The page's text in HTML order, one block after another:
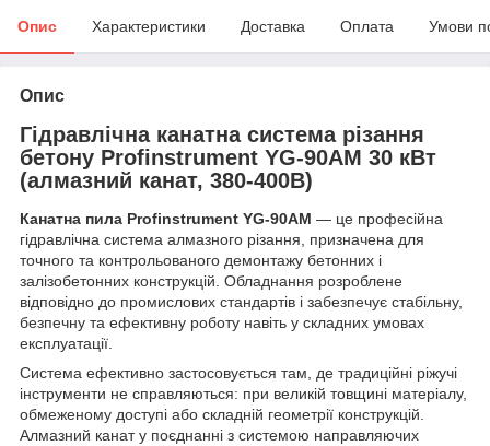
Опис Характеристики Доставка Оплата Умови
Опис
Гідравлічна канатна система різання
бетону Profinstrument YG-90AM 30 кВт
(алмазний канат, 380-400В)
Канатна пила Profinstrument YG-90AM — це професійна
гідравлічна система алмазного різання, призначена для
точного та контрольованого демонтажу бетонних і
залізобетонних конструкцій. Обладнання розроблене
відповідно до промислових стандартів і забезпечує стабільну,
безпечну та ефективну роботу навіть у складних умовах
експлуатації.
Система ефективно застосовується там, де традиційні ріжучі
інструменти не справляються: при великій товщині матеріалу,
обмеженому доступі або складній геометрії конструкцій.
Алмазний канат у поєднанні з системою направляючих